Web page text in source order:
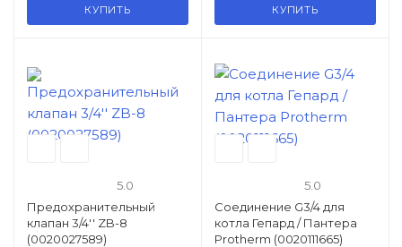
КУПИТЬ КУПИТЬ
5.0
Предохранительный
клапан 3/4'' ZB-8
(0020027589)
5.0
Соединение G3/4 для
котла Гепард / Пантера
Protherm (0020111665)
Распродажа / Товар со скидкой